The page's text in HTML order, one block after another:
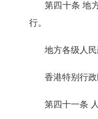
第四十条 地
行。
地方各级人
香港特别行
第四十一条